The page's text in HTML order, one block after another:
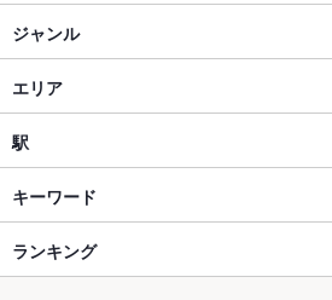
貸切不可 ：20～30名様まで貸
Wi-Fi なし
バリアフリ
ー
なし ：ご用意しておりません。
ホルモン焼肉 ぶち
炭火焼肉 ぶち 流川店
炭火焼肉 ぶち 並木店
炭火焼肉 ぶち 舟入店
炭火焼肉 ゆう
ジャンル
焼肉・ホルモン
焼肉
広島駅・横川・その他広島市内 × 焼肉・ホ
広島駅・横川・その他広島市内 × 焼肉
エリア
広島市南区
広島市南区 × 焼肉・ホルモン
広島市南区 × 焼肉
駅
県病院前駅
皆実町二丁目駅
キーワード
刺身 にんにく料理
ランキング